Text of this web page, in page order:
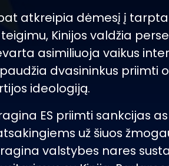
atkreipia dėmesį į
Kinijos valdžia
asimiliuoja vaikus
dvasininkus priimti
ideologiją.
ES priimti sankcijas
už šiuos
valstybes nares